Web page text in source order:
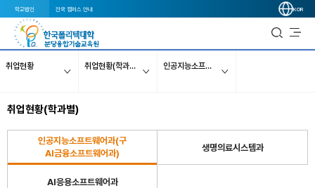
학교법인 전국 캠퍼스 안내 KOR
취업현황 취업현황(학과별) 인공지능소프트웨어과(구, AI금융소프트웨어과)
취업현황(학과별)
인공지능소프트웨어과(구
AI금융소프트웨어과)
생명의료시스템과
AI응용소프트웨어과